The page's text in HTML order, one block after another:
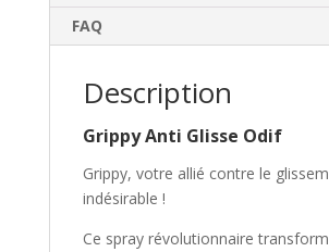
FAQ
Description
Grippy Anti Glisse Odif
Grippy, votre allié contre le
indésirable !
Ce spray révolutionnaire